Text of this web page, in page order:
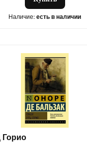
Наличие: есть в наличии
Горио